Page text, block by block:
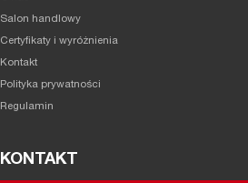
Salon handlowy
Certyfikaty i wyróżnienia
Kontakt
Polityka prywatności
Regulamin
KONTAKT